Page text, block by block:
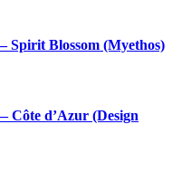
Blossom (Myethos)
d’Azur (Design